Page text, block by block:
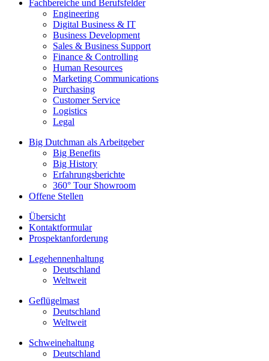
Fachbereiche und Berufsfelder
Engineering
Digital Business & IT
Business Development
Sales & Business Support
Finance & Controlling
Human Resources
Marketing Communications
Purchasing
Customer Service
Logistics
Legal
Big Dutchman als Arbeitgeber
Big Benefits
Big History
Erfahrungsberichte
360° Tour Showroom
Offene Stellen
Übersicht
Kontaktformular
Prospektanforderung
Legehennenhaltung
Deutschland
Weltweit
Geflügelmast
Deutschland
Weltweit
Schweinehaltung
Deutschland